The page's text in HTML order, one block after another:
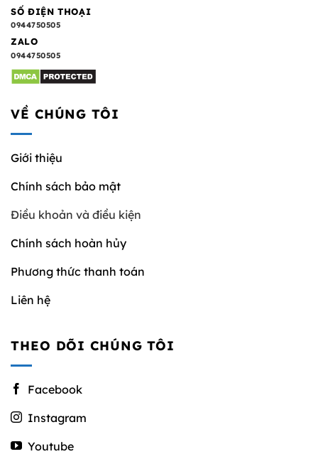
SỐ ĐIỆN THOẠI
0944750505
ZALO
0944750505
VỀ CHÚNG TÔI
Giới thiệu
Chính sách bảo mật
Điều khoản và điều kiện
Chính sách hoàn hủy
Phương thức thanh toán
Liên hệ
THEO DÕI CHÚNG TÔI
Facebook
Instagram
Youtube